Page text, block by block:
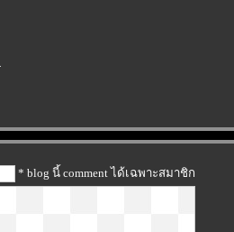
* blog นี้ comment ได้เฉพาะสมาชิก